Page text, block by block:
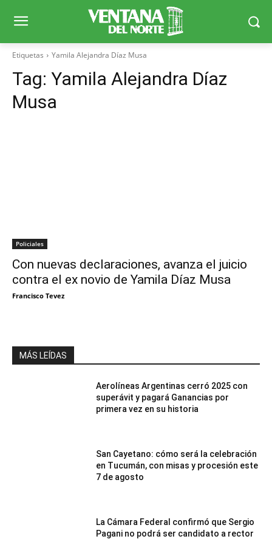
Etiquetas Yamila Alejandra Díaz Musa
Tag: Yamila Alejandra Díaz
Musa
Policiales
Con nuevas declaraciones, avanza el juicio
contra el ex novio de Yamila Díaz Musa
Francisco Tevez
MÁS LEÍDAS
Aerolíneas Argentinas cerró 2025 con
superávit y pagará Ganancias por
primera vez en su historia
San Cayetano: cómo será la celebración
en Tucumán, con misas y procesión este
7 de agosto
La Cámara Federal confirmó que Sergio
Pagani no podrá ser candidato a rector